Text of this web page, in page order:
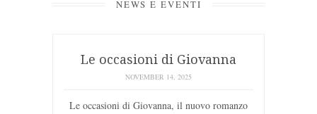
NEWS E EVENTI
Le occasioni di Giovanna
NOVEMBER 14, 2025
Le occasioni di Giovanna, il nuovo romanzo